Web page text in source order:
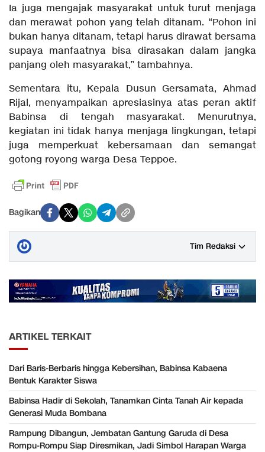
Ia juga mengajak masyarakat untuk turut menjaga
dan merawat pohon yang telah ditanam. “Pohon ini
bukan hanya ditanam, tetapi harus dirawat bersama
supaya manfaatnya bisa dirasakan dalam jangka
panjang oleh masyarakat,” tambahnya.
Sementara itu, Kepala Dusun Gersamata, Ahmad
Rijal, menyampaikan apresiasinya atas peran aktif
Babinsa di tengah masyarakat. Menurutnya,
kegiatan ini tidak hanya menjaga lingkungan, tetapi
juga memperkuat kebersamaan dan semangat
gotong royong warga Desa Teppoe.
Bagikan
Tim Redaksi
ARTIKEL TERKAIT
Dari Baris-Berbaris hingga Kebersihan, Babinsa Kabaena
Bentuk Karakter Siswa
Babinsa Hadir di Sekolah, Tanamkan Cinta Tanah Air kepada
Generasi Muda Bombana
Rampung Dibangun, Jembatan Gantung Garuda di Desa
Rompu-Rompu Siap Diresmikan, Jadi Simbol Harapan Warga